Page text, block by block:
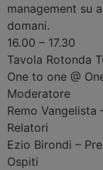
management su
domani.
16.00 – 17.30
Tavola Rotonda
One to one @
Moderatore
Remo Vangelista
Relatori
Ezio Birondi –
Ospiti